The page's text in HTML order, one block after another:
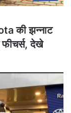
की झन्नाट
देखे